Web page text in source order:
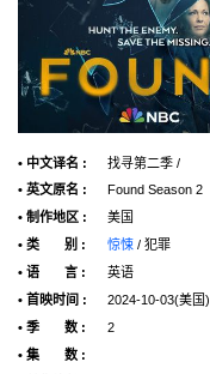
• 中文译名 :
找寻第二季 /
• 英文原名 :
Found Season 2
• 制作地区 :
美国
• 类 别 :
惊悚 / 犯罪
• 语 言 :
英语
• 首映时间 :
2024-10-03(美国)
• 季 数 :
2
• 集 数 :